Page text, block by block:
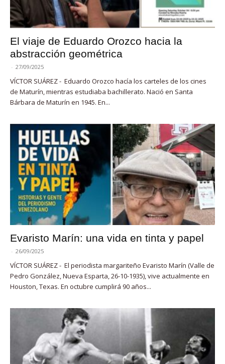
El viaje de Eduardo Orozco hacia la
abstracción geométrica
- 27/09/2025
VÍCTOR SUÁREZ - Eduardo Orozco hacía los carteles de los cines
de Maturín, mientras estudiaba bachillerato. Nació en Santa
Bárbara de Maturín en 1945. En...
Evaristo Marín: una vida en tinta y papel
- 26/09/2025
VÍCTOR SUÁREZ - El periodista margariteño Evaristo Marín (Valle de
Pedro González, Nueva Esparta, 26-10-1935), vive actualmente en
Houston, Texas. En octubre cumplirá 90 años...